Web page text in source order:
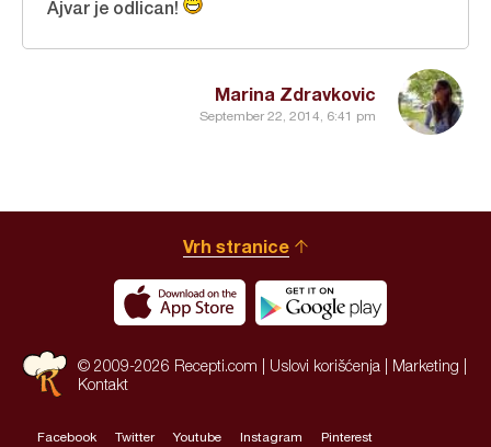
Marina Zdravkovic
September 22, 2014, 6:41 pm
Ajvar je odlican!
Vrh stranice
© 2009-2026 Recepti.com | Uslovi korišćenja Marketing
Kontakt
Facebook Twitter Youtube Instagram Pinterest